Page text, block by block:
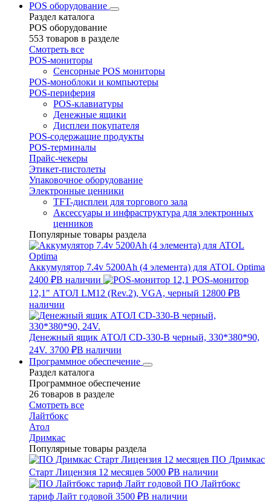
POS оборудование
Раздел каталога
POS оборудование
553 товаров в разделе
Смотреть все
POS-мониторы
Сенсорные POS мониторы
POS-моноблоки и компьютеры
POS-периферия
POS-клавиатуры
Денежные ящики
Дисплеи покупателя
POS-содержащие продукты
POS-терминалы
Прайс-чекеры
Этикет-пистолеты
Упаковочное оборудование
Электронные ценники
TFT-дисплеи для торгового зала
Аксессуары и инфраструктура для электронных
ценников
Популярные товары раздела
Аккумулятор 7.4v 5200Ah (4 элемента) для ATOL Optima
2400 ₽В наличии
POS-монитор
12,1" АТОЛ LM12 (Rev.2), VGA, черный 12800 ₽В
наличии
Денежный ящик АТОЛ CD-330-B черный, 330*380*90,
24V. 3700 ₽В наличии
Программное обеспечение
Раздел каталога
Программное обеспечение
26 товаров в разделе
Смотреть все
Лайтбокс
Атол
Дримкас
Популярные товары раздела
ПО Дримкас
Старт Лицензия 12 месяцев 5000 ₽В наличии
ПО Лайтбокс
тариф Лайт годовой 3500 ₽В наличии